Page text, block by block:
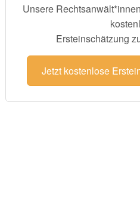
Unsere
Ersteinschätzung
Jetzt kostenlose